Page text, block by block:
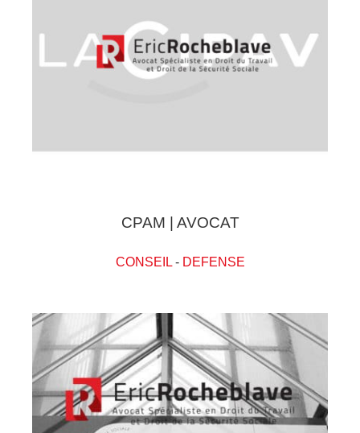
CPAM | AVOCAT
CONSEIL- DEFENSE